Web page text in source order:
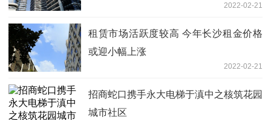
2022-02-21
租赁市场活跃度较高 今年长沙租金价格
或迎小幅上涨
2022-02-21
招商蛇口携手永大电梯于滇中之核筑花园
城市社区